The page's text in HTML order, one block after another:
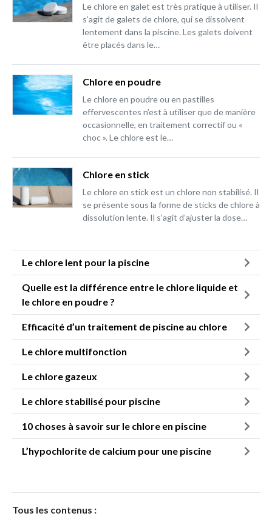
Le chlore en galet est très pratique à utiliser. Il
s’agit de galets de chlore, qui se dissolvent
lentement dans la piscine. Les galets doivent
être placés dans le…
Chlore en poudre
Le chlore en poudre ou en pastilles
effervescentes n’est à utiliser que de manière
occasionnelle, en traitement correctif ou «
choc ». Le chlore est le…
Chlore en stick
Le chlore en stick est un chlore non stabilisé. Il
se présente sous la forme de sticks de chlore à
dissolution lente. Il s’agit d’ajuster la dose…
Le chlore lent pour la piscine
Quelle est la différence entre le chlore liquide et
le chlore en poudre ?
Efficacité d’un traitement de piscine au chlore
Le chlore multifonction
Le chlore gazeux
Le chlore stabilisé pour piscine
10 choses à savoir sur le chlore en piscine
L’hypochlorite de calcium pour une piscine
Tous les contenus :